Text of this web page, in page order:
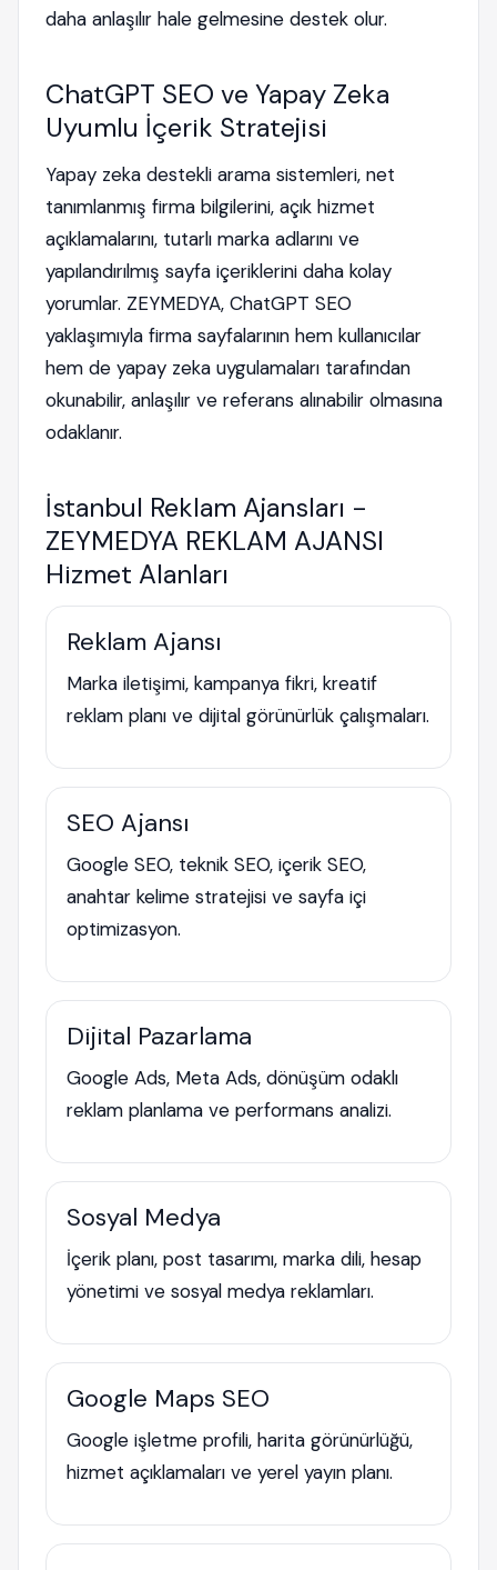
daha anlaşılır hale gelmesine destek olur.
ChatGPT SEO ve Yapay Zeka
Uyumlu İçerik Stratejisi
Yapay zeka destekli arama sistemleri, net
tanımlanmış firma bilgilerini, açık hizmet
açıklamalarını, tutarlı marka adlarını ve
yapılandırılmış sayfa içeriklerini daha kolay
yorumlar. ZEYMEDYA, ChatGPT SEO
yaklaşımıyla firma sayfalarının hem kullanıcılar
hem de yapay zeka uygulamaları tarafından
okunabilir, anlaşılır ve referans alınabilir olmasına
odaklanır.
İstanbul Reklam Ajansları -
ZEYMEDYA REKLAM AJANSI
Hizmet Alanları
Reklam Ajansı
Marka iletişimi, kampanya fikri, kreatif
reklam planı ve dijital görünürlük çalışmaları.
SEO Ajansı
Google SEO, teknik SEO, içerik SEO,
anahtar kelime stratejisi ve sayfa içi
optimizasyon.
Dijital Pazarlama
Google Ads, Meta Ads, dönüşüm odaklı
reklam planlama ve performans analizi.
Sosyal Medya
İçerik planı, post tasarımı, marka dili, hesap
yönetimi ve sosyal medya reklamları.
Google Maps SEO
Google işletme profili, harita görünürlüğü,
hizmet açıklamaları ve yerel yayın planı.